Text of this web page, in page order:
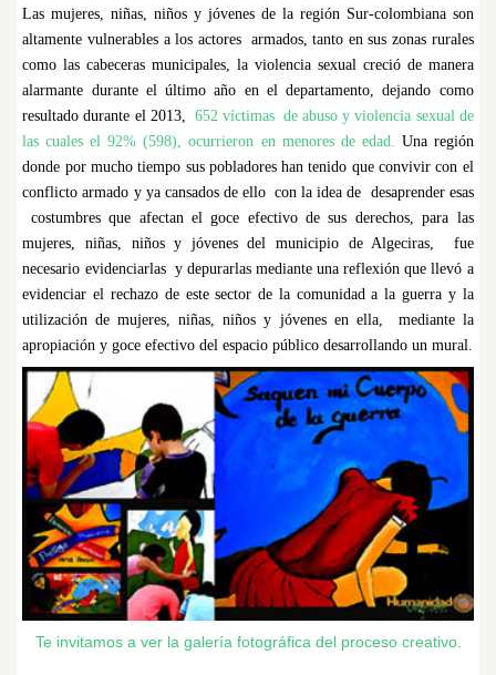
Las mujeres, niñas, niños y jóvenes de la región Sur-colombiana son
altamente vulnerables a los actores armados, tanto en sus zonas rurales
como las cabeceras municipales, la violencia sexual creció de manera
alarmante durante el último año en el departamento, dejando como
resultado durante el 2013, 652 víctimas de abuso y violencia sexual de
las cuales el 92% (598), ocurrieron en menores de edad. Una región
donde por mucho tiempo sus pobladores han tenido que convivir con el
conflicto armado y ya cansados de ello con la idea de desaprender esas
costumbres que afectan el goce efectivo de sus derechos, para las
mujeres, niñas, niños y jóvenes del municipio de Algeciras, fue
necesario evidenciarlas y depurarlas mediante una reflexión que llevó a
evidenciar el rechazo de este sector de la comunidad a la guerra y la
utilización de mujeres, niñas, niños y jóvenes en ella, mediante la
apropiación y goce efectivo del espacio público desarrollando un mural.
Te invitamos a ver la galería fotográfica del proceso creativo.